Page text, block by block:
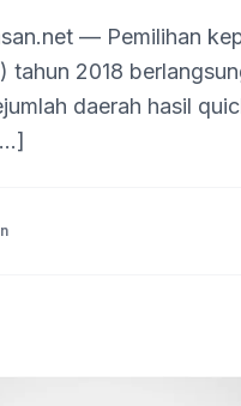
— Pemilihan
tahun 2018
daerah hasil